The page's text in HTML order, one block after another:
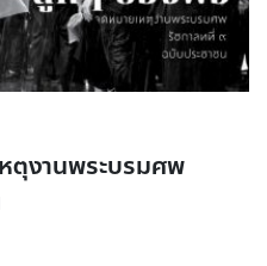
ตุงานพระบรมศพ